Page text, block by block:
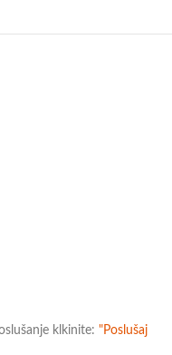
klkinite: "Poslušaj